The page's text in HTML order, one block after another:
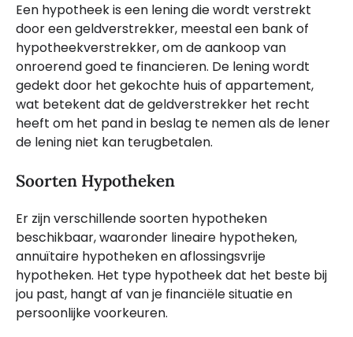
Een hypotheek is een lening die wordt verstrekt
door een geldverstrekker, meestal een bank of
hypotheekverstrekker, om de aankoop van
onroerend goed te financieren. De lening wordt
gedekt door het gekochte huis of appartement,
wat betekent dat de geldverstrekker het recht
heeft om het pand in beslag te nemen als de lener
de lening niet kan terugbetalen.
Soorten Hypotheken
Er zijn verschillende soorten hypotheken
beschikbaar, waaronder lineaire hypotheken,
annuïtaire hypotheken en aflossingsvrije
hypotheken. Het type hypotheek dat het beste bij
jou past, hangt af van je financiële situatie en
persoonlijke voorkeuren.